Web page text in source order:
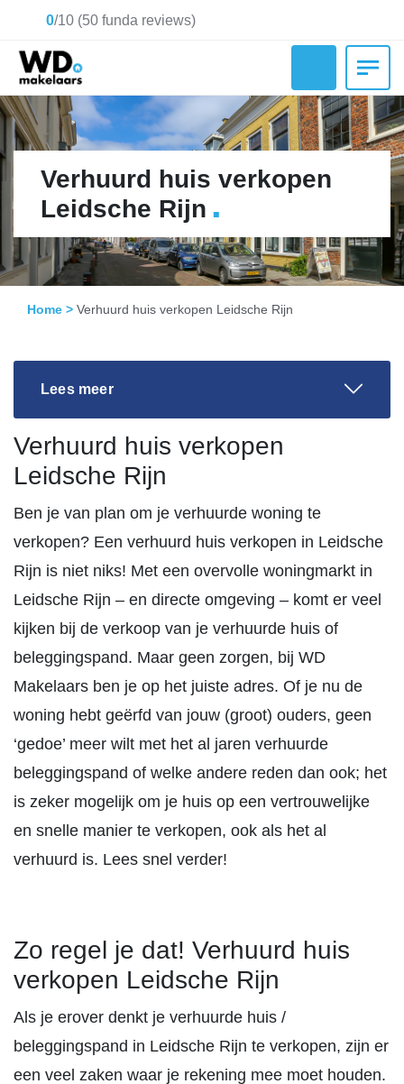
0/10 (50 funda reviews)
Verhuurd huis verkopen
Leidsche Rijn .
Home > Verhuurd huis verkopen Leidsche Rijn
Lees meer
Verhuurd huis verkopen
Leidsche Rijn
Ben je van plan om je verhuurde woning te
verkopen? Een verhuurd huis verkopen in Leidsche
Rijn is niet niks! Met een overvolle woningmarkt in
Leidsche Rijn – en directe omgeving – komt er veel
kijken bij de verkoop van je verhuurde huis of
beleggingspand. Maar geen zorgen, bij WD
Makelaars ben je op het juiste adres. Of je nu de
woning hebt geërfd van jouw (groot) ouders, geen
‘gedoe’ meer wilt met het al jaren verhuurde
beleggingspand of welke andere reden dan ook; het
is zeker mogelijk om je huis op een vertrouwelijke
en snelle manier te verkopen, ook als het al
verhuurd is. Lees snel verder!
Zo regel je dat! Verhuurd huis
verkopen Leidsche Rijn
Als je erover denkt je verhuurde huis /
beleggingspand in Leidsche Rijn te verkopen, zijn er
een veel zaken waar je rekening mee moet houden.